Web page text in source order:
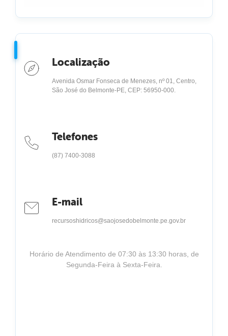
Localização
Avenida Osmar Fonseca de Menezes, nº 01, Centro,
São José do Belmonte-PE, CEP: 56950-000.
Telefones
(87) 7400-3088
E-mail
recursoshidricos@saojosedobelmonte.pe.gov.br
Horário de Atendimento de 07:30 às 13:30 horas, de
Segunda-Feira à Sexta-Feira.